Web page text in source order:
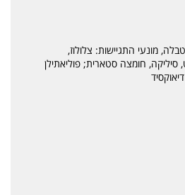
מונעי התגיישות: צלולוז,
סיליקה, חומצה סטארית; פוליאתילן